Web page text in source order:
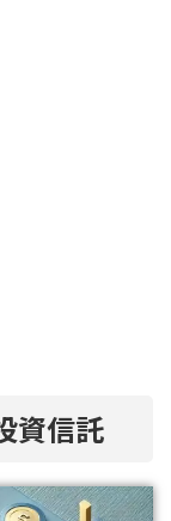
資信託